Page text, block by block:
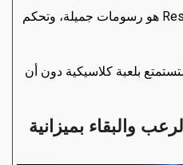
ما ستراه في Resident Evil 4 Ps5 هو رسومات جميلة، وتحكم
بلعبة كلاسيكية دون أن
والبقاء بميزانية